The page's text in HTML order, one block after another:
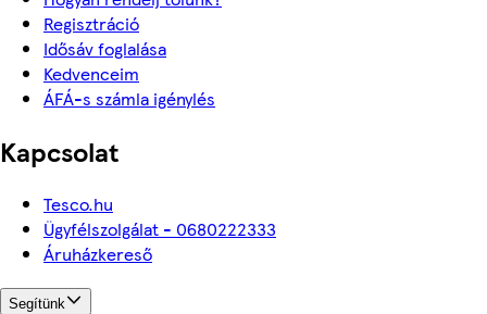
Regisztráció
Idősáv foglalása
Kedvenceim
ÁFÁ-s számla igénylés
Kapcsolat
Tesco.hu
Ügyfélszolgálat - 0680222333
Áruházkereső
Segítünk